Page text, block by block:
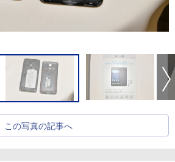
この写真の記事へ